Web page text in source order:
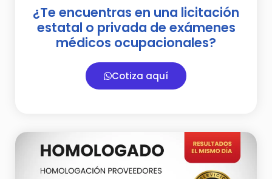
¿Te encuentras en una licitación
estatal o privada de exámenes
médicos ocupacionales?
Cotiza aquí